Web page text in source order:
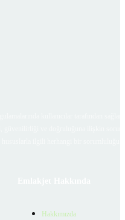
Hakkımızda